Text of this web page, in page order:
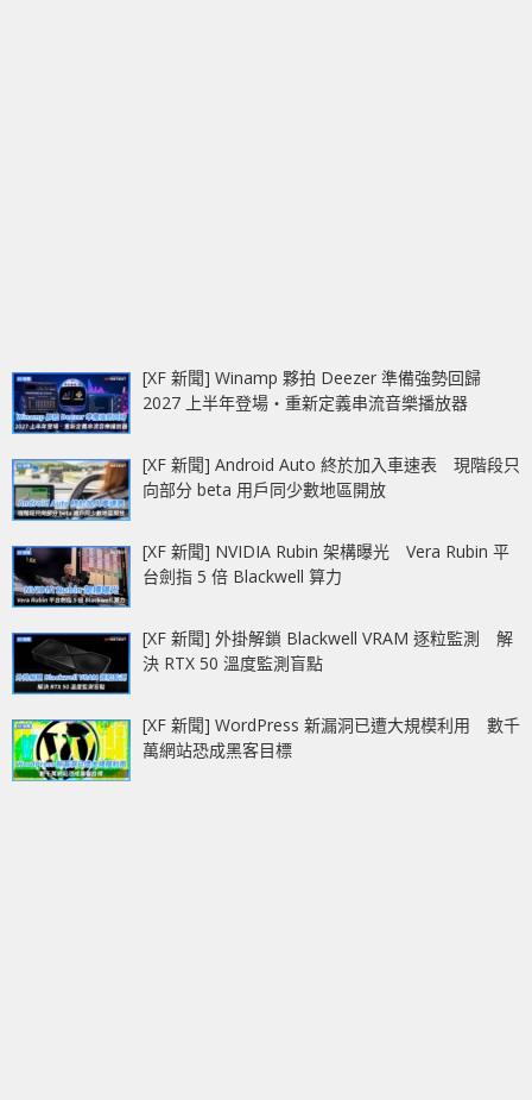
[XF 新聞] Winamp 夥拍 Deezer 準備強勢回歸
2027 上半年登場‧重新定義串流音樂播放器
[XF 新聞] Android Auto 終於加入車速表 現階段只
向部分 beta 用戶同少數地區開放
[XF 新聞] NVIDIA Rubin 架構曝光 Vera Rubin 平
台劍指 5 倍 Blackwell 算力
[XF 新聞] 外掛解鎖 Blackwell VRAM 逐粒監測 解
決 RTX 50 溫度監測盲點
[XF 新聞] WordPress 新漏洞已遭大規模利用 數千
萬網站恐成黑客目標